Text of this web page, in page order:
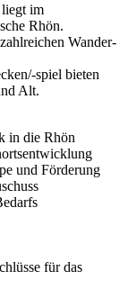
liegt im
Rhön.
Wander-
spiel bieten
Alt.
in die Rhön
und Förderung
für das